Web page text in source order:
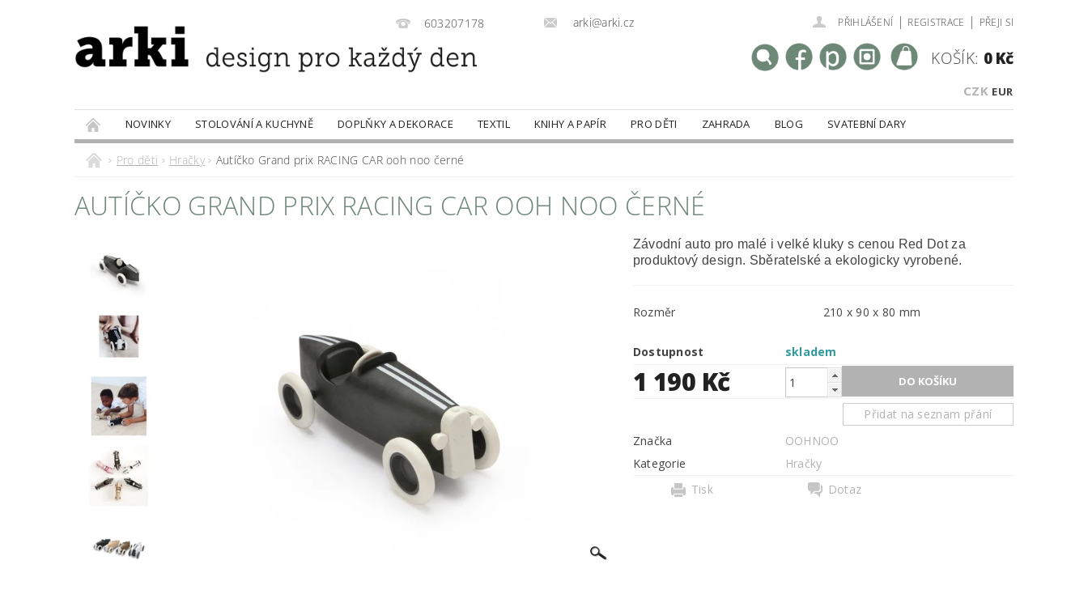
603207178 arki@arki.cz PŘIHLÁŠENÍ | REGISTRACE | PŘEJI SI
CZK EUR
KOŠÍK: 0 Kč
NOVINKY STOLOVÁNÍ A KUCHYNĚ DOPLŇKY A DEKORACE TEXTIL KNIHY A PAPÍR PRO DĚTI ZAHRADA BLOG
SVATEBNÍ DARY
PRODÁVANÉ ZNAČKY
DOBROTY
Pro děti Hračky Autíčko Grand prix RACING CAR ooh noo černé
AUTÍČKO GRAND PRIX RACING CAR OOH NOO ČERNÉ
Závodní auto pro malé i velké kluky s cenou Red Dot za
produktový design. Sběratelské a ekologicky vyrobené.
Rozměr 210 x 90 x 80 mm
Dostupnost skladem
1 190 Kč
Přidat na seznam přání
Značka
OOHNOO
Kategorie
Hračky
Tisk
Dotaz